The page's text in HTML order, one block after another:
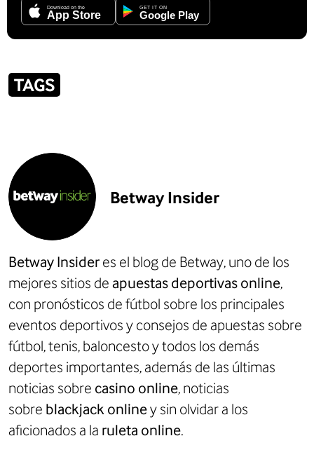
TAGS
Betway Insider
Betway Insideres el blog de Betway, uno de los
mejores sitios deapuestas deportivas online,
con pronósticos de fútbol sobre los principales
eventos deportivos y consejos de apuestas sobre
fútbol, tenis, baloncesto y todos los demás
deportes importantes, además de las últimas
noticias sobre casino online, noticias
sobre blackjack onliney sin olvidar a los
aficionados a la ruleta online.